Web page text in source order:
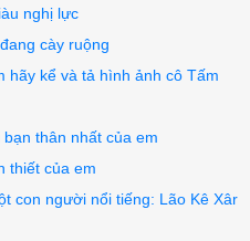
nghị lực
cày ruộng
hãy kể và tả hình ảnh cô Tấm
thân nhất của em
thiết của em
con người nổi tiếng: Lão Kê Xâr